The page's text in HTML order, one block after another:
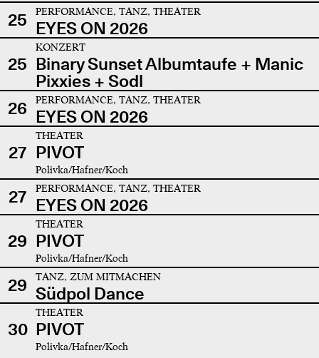
25 PERFORMANCE, TANZ, THEATER
EYES ON 2026
25
KONZERT
Binary Sunset Albumtaufe + Manic
Pixxies + Sodl
26
PERFORMANCE, TANZ, THEATER
EYES ON 2026
27
THEATER
PIVOT
Polivka/Hafner/Koch
27 PERFORMANCE, TANZ, THEATER
EYES ON 2026
29
THEATER
PIVOT
Polivka/Hafner/Koch
29 TANZ, ZUM MITMACHEN
Südpol Dance
30
THEATER
PIVOT
Polivka/Hafner/Koch